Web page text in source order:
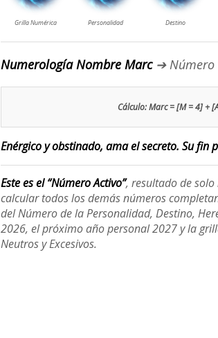
Numerología Nombre Marc➔ Número
Cálculo: Marc = [M = 4] +
Enérgico y obstinado, ama el secreto. Su
Este es el “Número Activo”, resultado de
calcular todos los demás números
del Número de la Personalidad, Destino,
2026, el próximo año personal 2027 y la
Neutros y Excesivos.